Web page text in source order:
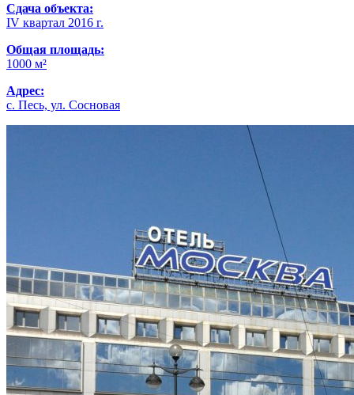
Сдача объекта:
IV квартал 2016 г.
Общая площадь:
1000 м²
Адрес:
с. Песь, ул. Сосновая